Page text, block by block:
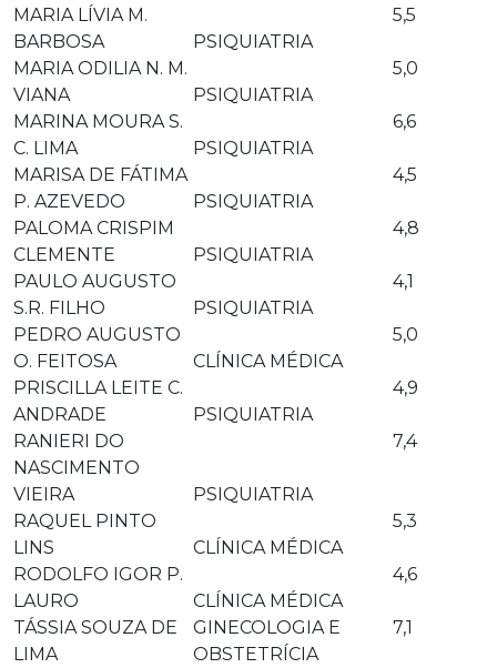
MARIA LÍVIA M.
BARBOSA
PSIQUIATRIA
5,5
MARIA ODILIA N. M.
VIANA
PSIQUIATRIA
5,0
MARINA MOURA S.
C. LIMA
PSIQUIATRIA
6,6
MARISA DE FÁTIMA
P. AZEVEDO
PSIQUIATRIA
4,5
PALOMA CRISPIM
CLEMENTE
PSIQUIATRIA
4,8
PAULO AUGUSTO
S.R. FILHO
PSIQUIATRIA
4,1
PEDRO AUGUSTO
O. FEITOSA
CLÍNICA MÉDICA
5,0
PRISCILLA LEITE C.
ANDRADE
PSIQUIATRIA
4,9
RANIERI DO
NASCIMENTO
VIEIRA
PSIQUIATRIA
7,4
RAQUEL PINTO
LINS
CLÍNICA MÉDICA
5,3
RODOLFO IGOR P.
LAURO
CLÍNICA MÉDICA
4,6
TÁSSIA SOUZA DE
LIMA
GINECOLOGIA E
OBSTETRÍCIA
7,1